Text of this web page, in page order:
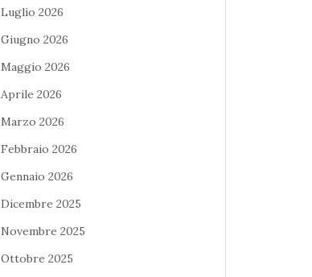
Luglio 2026
Giugno 2026
Maggio 2026
Aprile 2026
Marzo 2026
Febbraio 2026
Gennaio 2026
Dicembre 2025
Novembre 2025
Ottobre 2025